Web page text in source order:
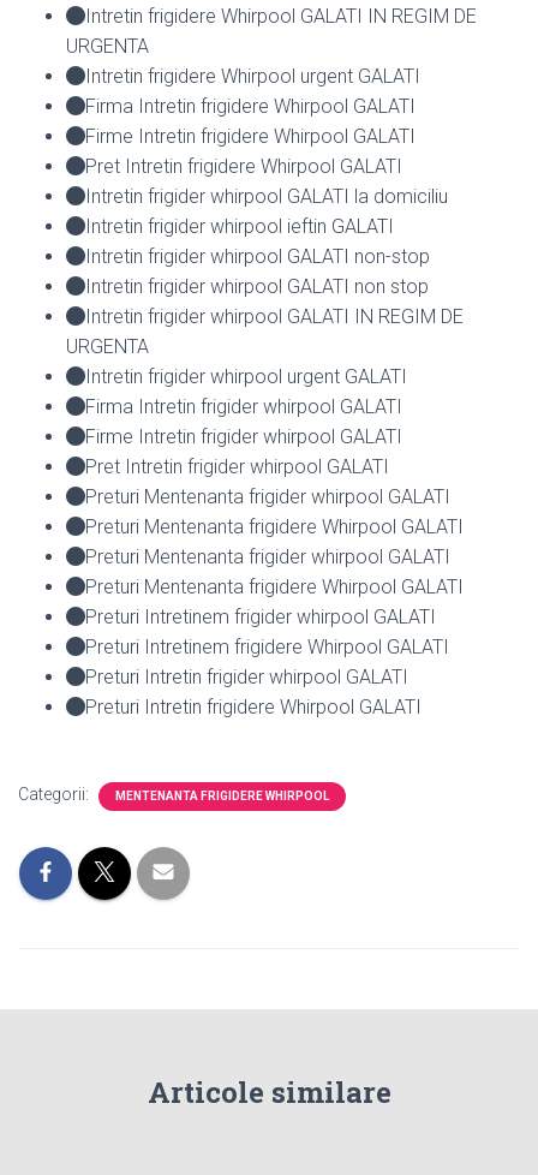
Intretin frigidere Whirpool GALATI IN REGIM DE
URGENTA
Intretin frigidere Whirpool urgent GALATI
Firma Intretin frigidere Whirpool GALATI
Firme Intretin frigidere Whirpool GALATI
Pret Intretin frigidere Whirpool GALATI
Intretin frigider whirpool GALATI la domiciliu
Intretin frigider whirpool ieftin GALATI
Intretin frigider whirpool GALATI non-stop
Intretin frigider whirpool GALATI non stop
Intretin frigider whirpool GALATI IN REGIM DE
URGENTA
Intretin frigider whirpool urgent GALATI
Firma Intretin frigider whirpool GALATI
Firme Intretin frigider whirpool GALATI
Pret Intretin frigider whirpool GALATI
Preturi Mentenanta frigider whirpool GALATI
Preturi Mentenanta frigidere Whirpool GALATI
Preturi Mentenanta frigider whirpool GALATI
Preturi Mentenanta frigidere Whirpool GALATI
Preturi Intretinem frigider whirpool GALATI
Preturi Intretinem frigidere Whirpool GALATI
Preturi Intretin frigider whirpool GALATI
Preturi Intretin frigidere Whirpool GALATI
Categorii: MENTENANTA FRIGIDERE WHIRPOOL
Articole similare